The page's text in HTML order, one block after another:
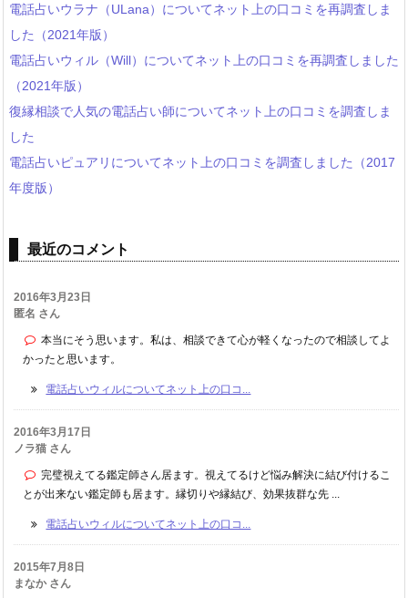
電話占いウラナ（ULana）についてネット上の口コミを再調査しま
した（2021年版）
電話占いウィル（Will）についてネット上の口コミを再調査しました
（2021年版）
復縁相談で人気の電話占い師についてネット上の口コミを調査しま
した
電話占いピュアリについてネット上の口コミを調査しました（2017
年度版）
最近のコメント
2016年3月23日
匿名 さん
本当にそう思います。私は、相談できて心が軽くなったので相談してよ
かったと思います。
電話占いウィルについてネット上の口コ...
2016年3月17日
ノラ猫 さん
完璧視えてる鑑定師さん居ます。視えてるけど悩み解決に結び付けるこ
とが出来ない鑑定師も居ます。縁切りや縁結び、効果抜群な先 ...
電話占いウィルについてネット上の口コ...
2015年7月8日
まなか さん